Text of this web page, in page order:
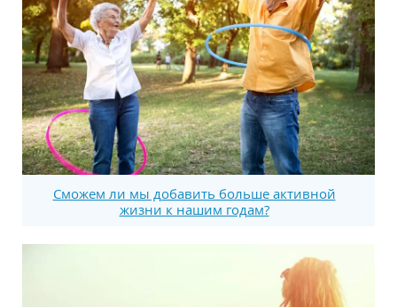
Сможем ли мы добавить больше активной
жизни к нашим годам?